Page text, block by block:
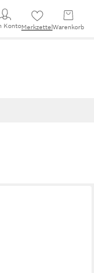
KontoMerkzettel Warenkorb